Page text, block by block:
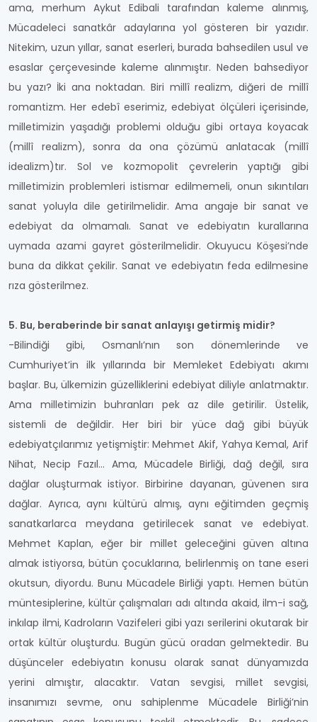
ama, merhum Aykut Edibali tarafından kaleme alınmış,
Mücadeleci sanatkâr adaylarına yol gösteren bir yazıdır.
Nitekim, uzun yıllar, sanat eserleri, burada bahsedilen usul ve
esaslar çerçevesinde kaleme alınmıştır. Neden bahsediyor
bu yazı? İki ana noktadan. Biri millî realizm, diğeri de millî
romantizm. Her edebî eserimiz, edebiyat ölçüleri içerisinde,
milletimizin yaşadığı problemi olduğu gibi ortaya koyacak
(millî realizm), sonra da ona çözümü anlatacak (millî
idealizm)tır. Sol ve kozmopolit çevrelerin yaptığı gibi
milletimizin problemleri istismar edilmemeli, onun sıkıntıları
sanat yoluyla dile getirilmelidir. Ama angaje bir sanat ve
edebiyat da olmamalı. Sanat ve edebiyatın kurallarına
uymada azami gayret gösterilmelidir. Okuyucu Köşesi’nde
buna da dikkat çekilir. Sanat ve edebiyatın feda edilmesine
rıza gösterilmez.
5. Bu, beraberinde bir sanat anlayışı getirmiş midir?
-Bilindiği gibi, Osmanlı’nın son dönemlerinde ve
Cumhuriyet’in ilk yıllarında bir Memleket Edebiyatı akımı
başlar. Bu, ülkemizin güzelliklerini edebiyat diliyle anlatmaktır.
Ama milletimizin buhranları pek az dile getirilir. Üstelik,
sistemli de değildir. Her biri bir yüce dağ gibi büyük
edebiyatçılarımız yetişmiştir: Mehmet Akif, Yahya Kemal, Arif
Nihat, Necip Fazıl… Ama, Mücadele Birliği, dağ değil, sıra
dağlar oluşturmak istiyor. Birbirine dayanan, güvenen sıra
dağlar. Ayrıca, aynı kültürü almış, aynı eğitimden geçmiş
sanatkarlarca meydana getirilecek sanat ve edebiyat.
Mehmet Kaplan, eğer bir millet geleceğini güven altına
almak istiyorsa, bütün çocuklarına, belirlenmiş on tane eseri
okutsun, diyordu. Bunu Mücadele Birliği yaptı. Hemen bütün
müntesiplerine, kültür çalışmaları adı altında akaid, ilm-i sağ,
inkılap ilmi, Kadroların Vazifeleri gibi yazı serilerini okutarak bir
ortak kültür oluşturdu. Bugün gücü oradan gelmektedir. Bu
düşünceler edebiyatın konusu olarak sanat dünyamızda
yerini almıştır, alacaktır. Vatan sevgisi, millet sevgisi,
insanımızı sevme, onu sahiplenme Mücadele Birliği’nin